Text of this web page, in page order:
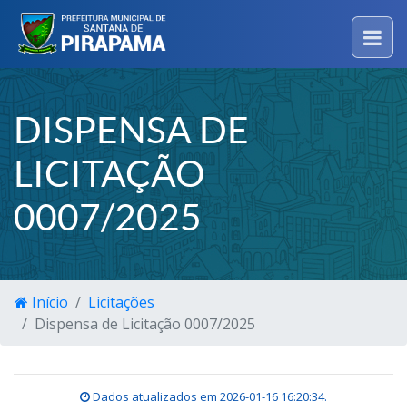
DISPENSA DE
LICITAÇÃO
0007/2025
Início
Licitações
Dispensa de Licitação 0007/2025
Dados atualizados em 2026-01-16 16:20:34.